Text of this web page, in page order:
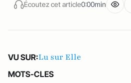
Écoutez cet article0:00min
VU SUR:Lu sur Elle
MOTS-CLES